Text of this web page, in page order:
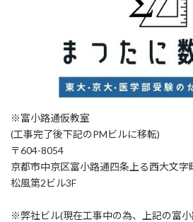
※富小路通仮教室
(工事完了後下記のPMビルに移転)
〒604-8054
京都市中京区富小路通四条上る西大文字
松風第2ビル3F
※弊社ビル(現在工事中の為、上記の富